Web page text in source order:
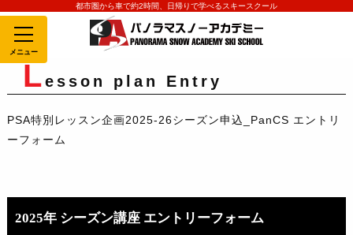
都市圏から車で約2時間、日帰りで学べるスキースクール
MENU
Lesson plan Entry
PSA特別レッスン企画2025-26シーズン申込_PanCS エントリ
ーフォーム
2025年 シーズン講座 エントリーフォーム